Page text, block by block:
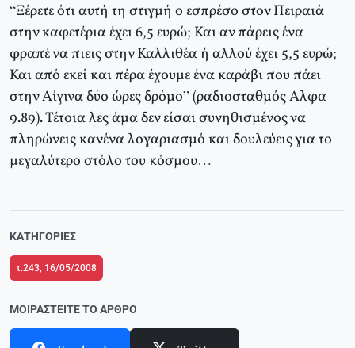
“Ξέρετε ότι αυτή τη στιγμή ο εσπρέσο στον Πειραιά
στην καφετέρια έχει 6,5 ευρώ; Και αν πάρεις ένα
φραπέ να πιεις στην Καλλιθέα ή αλλού έχει 5,5 ευρώ;
Και από εκεί και πέρα έχουμε ένα καράβι που πάει
στην Αίγινα δύο ώρες δρόμο” (ραδιοσταθμός Αλφα
9.89). Τέτοια λες άμα δεν είσαι συνηθισμένος να
πληρώνεις κανένα λογαριασμό και δουλεύεις για το
μεγαλύτερο στόλο του κόσμου…
ΚΑΤΗΓΟΡΊΕΣ
τ.243, 16/05/2008
ΜΟΙΡΑΣΤΕΊΤΕ ΤΟ ΆΡΘΡΟ